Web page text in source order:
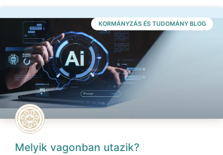
KORMÁNYZÁS ÉS TUDOMÁNY BLOG
Melyik vagonban utazik?